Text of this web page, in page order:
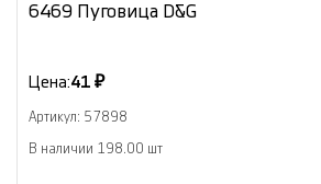
6469 Пуговица D&G
Цена:41 ₽
Артикул: 57898
В наличии 198.00 шт